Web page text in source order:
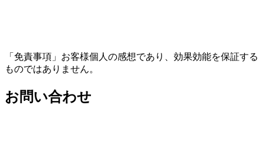
「免責事項」お客様個人の感想であり、効果効能を保証する
ものではありません。
お問い合わせ